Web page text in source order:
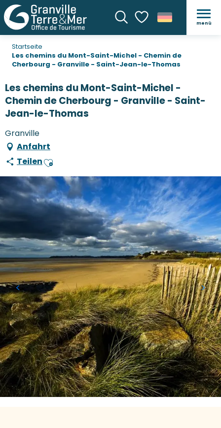
SucheVoir les favoris
menü
Startseite
Les chemins du Mont-Saint-Michel - Chemin de
Cherbourg - Granville - Saint-Jean-le-Thomas
Les chemins du Mont-Saint-Michel -
Chemin de Cherbourg - Granville - Saint-
Jean-le-Thomas
Granville
Anfahrt
TeilenAjouter aux favoris